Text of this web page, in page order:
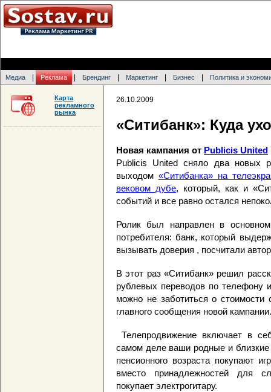
Медиа Реклама Брендинг Маркетинг Бизнес Политика и
26.10.2009
«Ситибанк»: Куда
Новая кампания от Publicis United
Publicis United сняло два
выходом «Ситибанка» на
вековом дубе, который, как и
событий и все равно остался
Ролик был направлен в
потребителя: банк, который
вызывать доверия , посчитали
В этот раз «Ситибанк» решил
рублевых переводов по телефону
можно не заботиться о стоимости
главного сообщения новой кампании.
Телепродвижение включает в
самом деле ваши родные и
пенсионного возраста покупают
вместо принадлежностей для
покупает электрогитару.
Карта
рекламного
рынка